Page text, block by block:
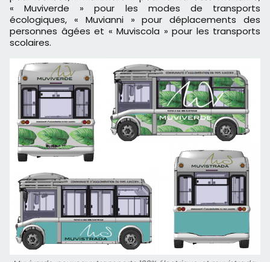
« Muviverde » pour les modes de transports
écologiques, « Muvianni» pour déplacements des
personnes âgées et « Muviscola » pour les transports
scolaires.